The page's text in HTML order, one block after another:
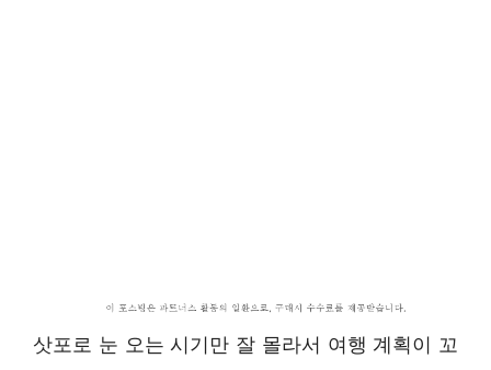
삿포로 눈 오는 시기만 잘 몰라서 여행 계획이 꼬